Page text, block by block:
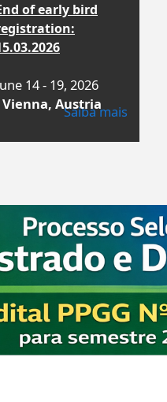
of early bird
14 - 19, 2026
Vienna, Austria
Saiba mais